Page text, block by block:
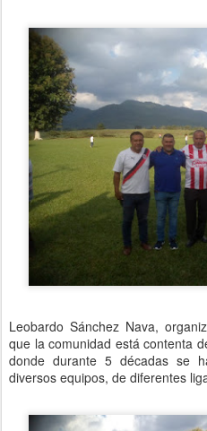
Leobardo Sánchez Nava,
que la comunidad está contenta
donde durante 5 décadas se
diversos equipos, de diferentes